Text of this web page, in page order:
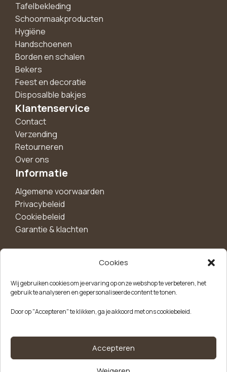
Cookies
Wij gebruiken cookies om je ervaring op onze webshop te verbeteren, het
gebruik te analyseren en gepersonaliseerde content te tonen.
Door op "Accepteren" te klikken, ga je akkoord met ons cookiebeleid.
Accepteren
Tafelbekleding
Schoonmaakproducten
Hygiëne
Handschoenen
Borden en schalen
Bekers
Feest en decoratie
Disposalble bakjes
Klantenservice
Contact
Verzending
Retourneren
Over ons
Informatie
Algemene voorwaarden
Privacybeleid
Cookiebeleid
Garantie & klachten
korting!
aanbiedingen, nieuwe producten en handige tips.